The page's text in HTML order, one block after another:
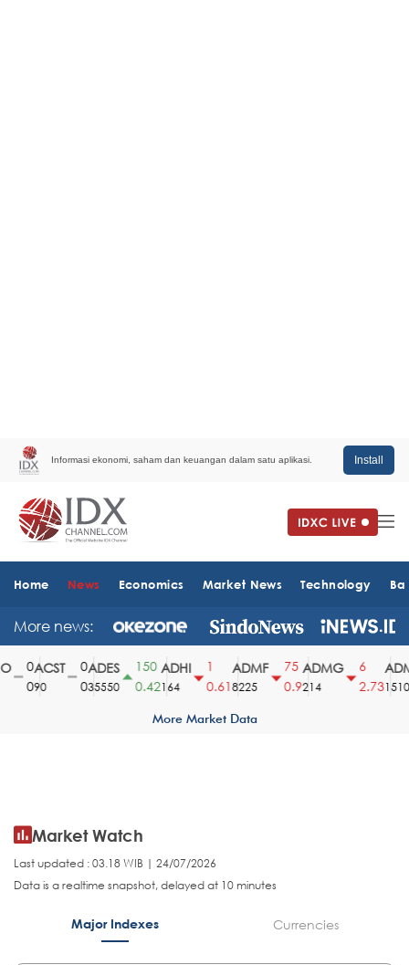
Informasi ekonomi, saham dan keuangan dalam satu aplikasi. Install
Home News Economics Market News Technology
More news:
ACST
90
ADES
35550
150
0.42
ADHI
164
0.61
ADMF
8225
0.9
ADMG
214
2.73
ADMR
1510
More Market Data
Market Watch
Last updated : 03.18 WIB | 24/07/2026
Data is a realtime snapshot, delayed at 10 minutes
Major Indexes Currencies